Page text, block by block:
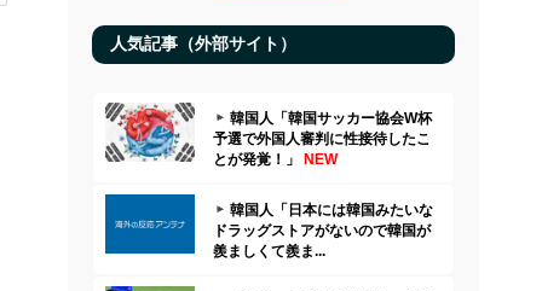
人気記事（外部サイト）
韓国人「韓国サッカー協会W杯
予選で外国人審判に性接待したこ
とが発覚！」
NEW
韓国人「日本には韓国みたいな
ドラッグストアがないので韓国が
羨ましくて羨ま...